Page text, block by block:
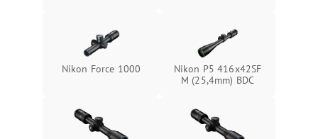
Nikon Force 1000
Nikon P5 416x42SF
M (25,4mm) BDC